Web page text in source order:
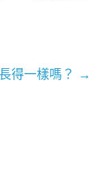
得一樣嗎？ →